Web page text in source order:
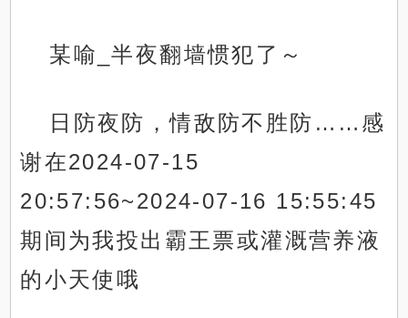
某喻_半夜翻墙惯犯了～
日防夜防，情敌防不胜防……感
谢在2024-07-15
20:57:56~2024-07-16 15:55:45
期间为我投出霸王票或灌溉营养液
的小天使哦